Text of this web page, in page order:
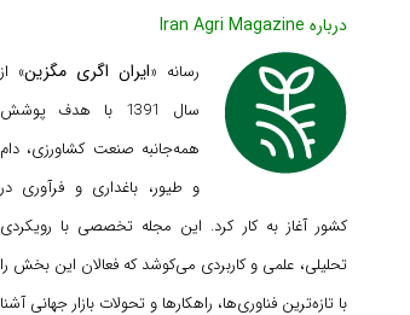
درباره Iran Agri Magazine
رسانه «ایران اگری مگزین» از
سال 1391 با هدف پوشش
همه‌جانبه صنعت کشاورزی، دام
و طیور، باغداری و فرآوری در
کشور آغاز به کار کرد. این مجله تخصصی با رویکردی
تحلیلی، علمی و کاربردی می‌کوشد کهفعالان این بخش را
با تازه‌ترین فناوری‌ها، راهکارها و تحولات بازار جهانی آشنا